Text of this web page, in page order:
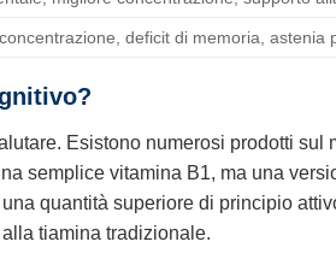
deficit di memoria, astenia
Esistono numerosi prodotti sul
semplice vitamina B1, ma una
quantità superiore di principio
tiamina tradizionale.